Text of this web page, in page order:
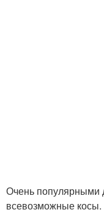
Очень популярными
всевозможные